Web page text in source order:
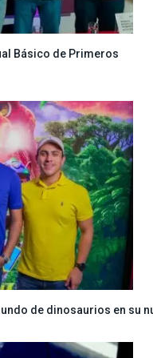
Básico de Primeros
de dinosaurios en su